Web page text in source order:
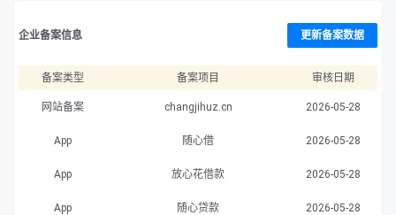
企业备案信息 更新备案数据
备案类型 备案项目 审核日期
网站备案 changjihuz.cn 2026-05-28
App 随心借 2026-05-28
App 放心花借款 2026-05-28
App 随心贷款 2026-05-28